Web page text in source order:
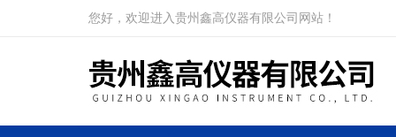
您好，欢迎进入贵州鑫高仪器有限公司网站！